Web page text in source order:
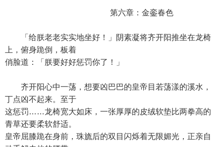
第六章：金銮春色
「给朕老老实实地坐好！」阴素凝将齐开阳推坐在龙椅
上，俯身跪倒，板着
俏脸道：「朕要好好惩罚你了！」
齐开阳心中一荡，想要凶巴巴的皇帝目若荡漾的溪水，
丁点凶不起来。至于
这惩罚……龙椅宽大如床，一张厚厚的皮绒软垫比两拳高的
青草还要柔软舒适。
皇帝屈膝跪在身前，珠旒后的双目闪烁着无限媚光，正亲自